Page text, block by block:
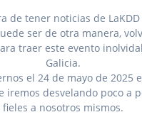
de tener noticias de
ser de otra manera,
traer este evento
Galicia.
el 24 de mayo de 2025
iremos desvelando poco a
fieles a nosotros mismos.